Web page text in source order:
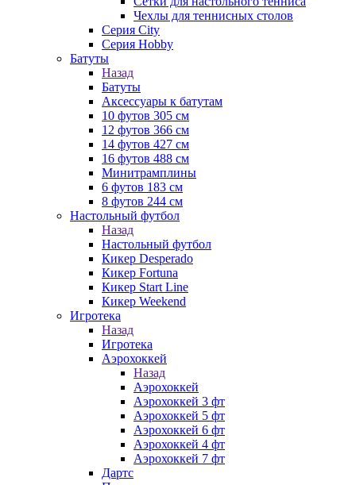
Чехлы для теннисных столов
Серия City
Серия Hobby
Батуты
Назад
Батуты
Аксессуары к батутам
10 футов 305 см
12 футов 366 см
14 футов 427 см
16 футов 488 см
Минитрамплины
6 футов 183 см
8 футов 244 см
Настольный футбол
Назад
Настольный футбол
Кикер Desperado
Кикер Fortuna
Кикер Start Line
Кикер Weekend
Игротека
Назад
Игротека
Аэрохоккей
Назад
Аэрохоккей
Аэрохоккей 3 фт
Аэрохоккей 5 фт
Аэрохоккей 6 фт
Аэрохоккей 4 фт
Аэрохоккей 7 фт
Дартс